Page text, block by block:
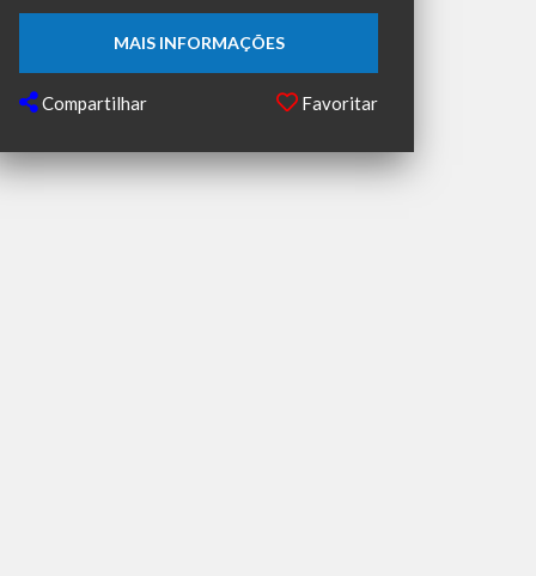
MAIS INFORMAÇÕES
Compartilhar Favoritar